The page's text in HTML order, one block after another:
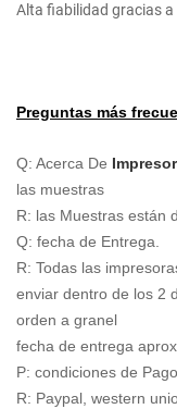
Alta fiabilidad gracias
Preguntas más
Q: Acerca De
las muestras
R: las Muestras están
Q: fecha de Entrega.
R: Todas las
enviar dentro de los 2
orden a granel
fecha de entrega
P: condiciones de Pago
R: Paypal, western